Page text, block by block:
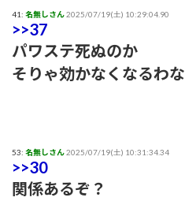
41: 名無しさん2025/07/19(土) 10:29:04.90
>>37
パワステ死ぬのか
そりゃ効かなくなるわな
53: 名無しさん2025/07/19(土) 10:31:34.34
>>30
関係あるぞ？